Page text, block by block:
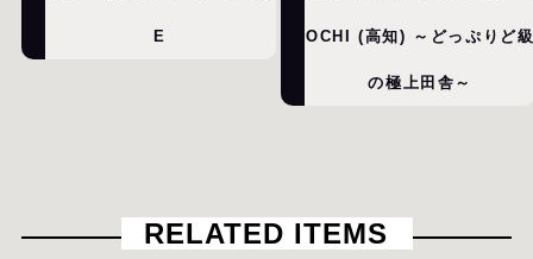
E OCHI (高知) ～どっぷりど
の極上田舎～
RELATED ITEMS